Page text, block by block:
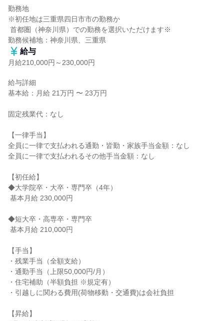
勤務地
※初任地は三重県四日市市の勤務か
勤務候補地：神奈川県、三重県
給与
月給210,000円～230,000円
給与詳細
基本給：月給 21万円 〜 23万円
固定残業代：なし
【一律手当】
全員に一律で支払われる通勤・皆勤・家族手当金額：なし
全員に一律で支払われるその他手当金額：なし
【初任給】
◆大学院卒・大卒・専門卒（4年）
◆短大卒・高専卒・専門卒
【手当】
・残業手当（全額支給）
・通勤手当（上限50,000円/月）
・住宅補助（半額負担 ※規定有）
・引越しに関わる費用(荷物移動・交通費)は会社負担
【昇給】